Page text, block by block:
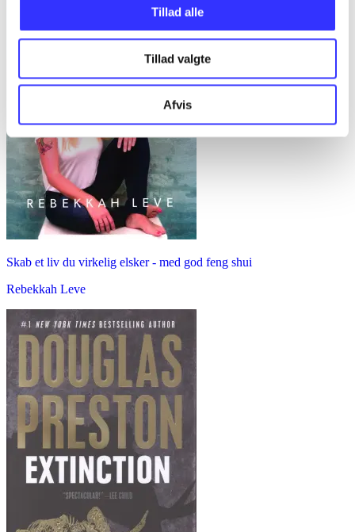
Tillad alle
Tillad valgte
Afvis
Skab et liv du virkelig elsker - med god feng shui
Rebekkah Leve